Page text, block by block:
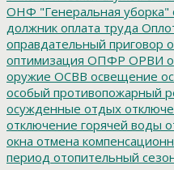
ОНФ "Генеральная уборка"
должник оплата труда
оправдательный приговор
оптимизация ОПФР ОРВИ
оружие ОСВВ освещение
особый противопожарный
осужденные отдых
отключение горячей воды
окна отмена
период отопительный